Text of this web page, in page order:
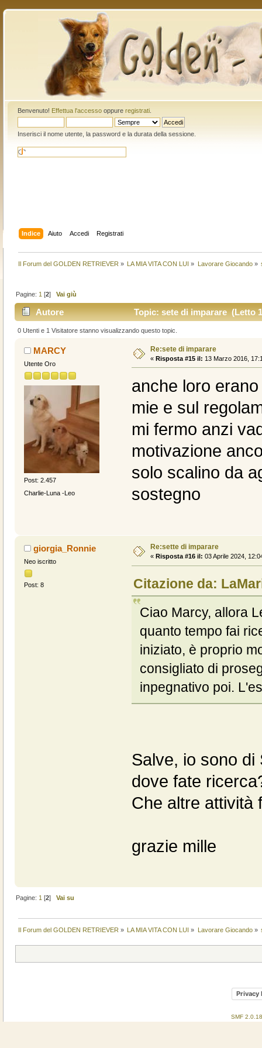
Benvenuto! Effettua l'accessooppure registrati.
Inserisci il nome utente, la password e la durata della sessione.
Indice Aiuto Accedi Registrati
Il Forum del GOLDEN RETRIEVER » LA MIA VITA CON LUI » Lavorare Giocando»
Pagine: 1 [2]Vai giù
Autore Topic: sete di imparare (Letto
0 Utenti e 1 Visitatore stanno visualizzando questo topic.
MARCY
Utente Oro
Post: 2.457
Charlie-Luna -Leo
Re:sete di imparare
« Risposta #15 il: 13 Marzo 2016,
anche loro
mie e sul
mi fermo anzi
motivazione
solo scalino da
sostegno
giorgia_Ronnie
Neo iscritto
Post: 8
Re:sette di imparare
« Risposta #16 il: 03 Aprile 2024,
Citazione da:
Ciao Marcy, allora
quanto tempo fai
iniziato, è proprio
consigliato di
inpegnativo poi.
Salve, io sono
dove fate
Che altre attività
grazie mille
Pagine: 1 [2]Vai su
Il Forum del GOLDEN RETRIEVER » LA MIA VITA CON LUI » Lavorare Giocando»
Privacy
SMF 2.0.18